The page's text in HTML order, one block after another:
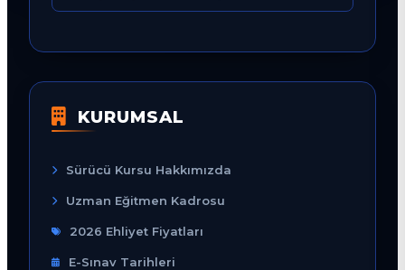
KURUMSAL
Sürücü Kursu Hakkımızda
Uzman Eğitmen Kadrosu
2026 Ehliyet Fiyatları
E-Sınav Tarihleri